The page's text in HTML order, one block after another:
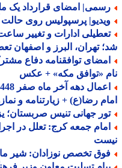
امضای قرارداد یک
پرسپولیس روی حالت
البرز و اصفهان تعطیل، 13 استان با ساعت کاری
توافقنامه دفاع مشترک
«توافق مکه» + عکس
رضا(ع) + زیارتنامه و
جهانی تنیس صربستان؛
جمعه کرج: تعلل در
تخصص نوزادان: شیر مادر